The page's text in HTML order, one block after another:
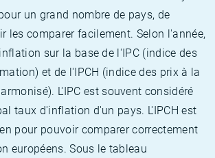
un grand nombre de pays, de
les comparer facilement. Selon l'année,
sur la base de l'IPC (indice des
et de l'IPCH (indice des prix à la
L'IPC est souvent considéré
taux d'inflation d'un pays. L'IPCH est
pour pouvoir comparer correctement
européens. Sous le tableau